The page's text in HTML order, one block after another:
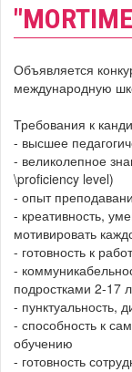
Объявляется
международную
Требования к
- высшее
- великолепное
\proficiency level)
- опыт
- креативность,
мотивировать
- готовность к
-
подростками 2-17
- пунктуальность,
- способность к
обучению
- готовность